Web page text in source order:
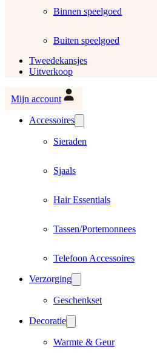
Binnen speelgoed
Buiten speelgoed
Tweedekansjes
Uitverkoop
Mijn account
Accessoires
Sieraden
Sjaals
Hair Essentials
Tassen/Portemonnees
Telefoon Accessoires
Verzorging
Geschenkset
Decoratie
Warmte & Geur